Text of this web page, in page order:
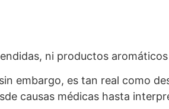
ni productos
embargo, es tan real como
causas médicas hasta